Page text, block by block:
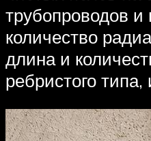
трубопроводов и
количество
длина и
ребристого